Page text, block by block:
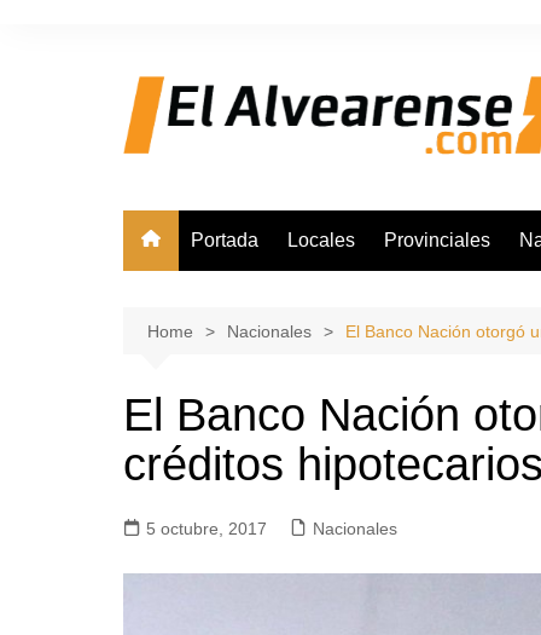
Portada Locales Provinciales
Home Nacionales El Banco Nación otorgó
El Banco Nación
créditos hipotecarios
5 octubre, 2017 Nacionales